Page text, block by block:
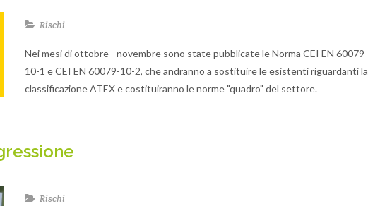
Rischi
Nei mesi di ottobre - novembre sono state pubblicate le Norma CEI EN 60079-
10-1 e CEI EN 60079-10-2, che andranno a sostituire le esistenti riguardanti la
classificazione ATEX e costituiranno le norme "quadro" del settore.
Rischi